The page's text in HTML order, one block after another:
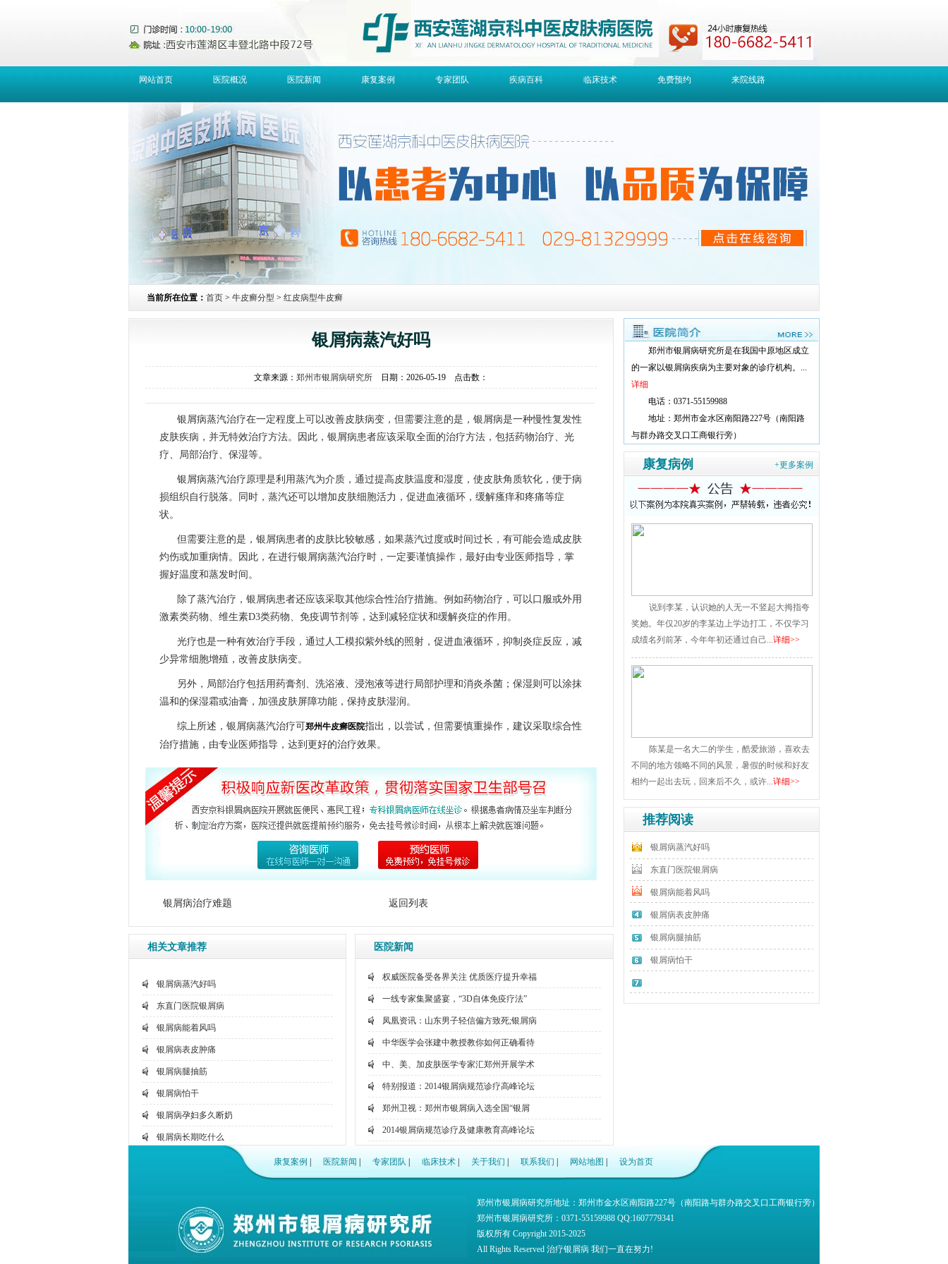
网站首页 医院概况 医院新闻 康复案例 专家团队 疾病百科 临床技术 免费预约 来院线路
当前所在位置： 首页 > 牛皮癣分型 > 红皮病型牛皮癣
银屑病蒸汽好吗
文章来源： 郑州市银屑病研究所 日期：2026-05-19 点击数：
银屑病蒸汽治疗在一定程度上可以改善皮肤病变，但需要注意的是，银屑病是一种慢性复发性
皮肤疾病，并无特效治疗方法。因此，银屑病患者应该采取全面的治疗方法，包括药物治疗、光
疗、局部治疗、保湿等。
银屑病蒸汽治疗原理是利用蒸汽为介质，通过提高皮肤温度和湿度，使皮肤角质软化，便于病
损组织自行脱落。同时，蒸汽还可以增加皮肤细胞活力，促进血液循环，缓解瘙痒和疼痛等症
状。
但需要注意的是，银屑病患者的皮肤比较敏感，如果蒸汽过度或时间过长，有可能会造成皮肤
灼伤或加重病情。因此，在进行银屑病蒸汽治疗时，一定要谨慎操作，最好由专业医师指导，掌
握好温度和蒸发时间。
除了蒸汽治疗，银屑病患者还应该采取其他综合性治疗措施。例如药物治疗，可以口服或外用
激素类药物、维生素D3类药物、免疫调节剂等，达到减轻症状和缓解炎症的作用。
光疗也是一种有效治疗手段，通过人工模拟紫外线的照射，促进血液循环，抑制炎症反应，减
少异常细胞增殖，改善皮肤病变。
另外，局部治疗包括用药膏剂、洗浴液、浸泡液等进行局部护理和消炎杀菌；保湿则可以涂抹
温和的保湿霜或油膏，加强皮肤屏障功能，保持皮肤湿润。
综上所述，银屑病蒸汽治疗可郑州牛皮癣医院指出，以尝试，但需要慎重操作，建议采取综合性
治疗措施，由专业医师指导，达到更好的治疗效果。
银屑病治疗难题 返回列表
相关文章推荐
银屑病蒸汽好吗
东直门医院银屑病
银屑病能着风吗
银屑病表皮肿痛
银屑病腿抽筋
银屑病怕干
银屑病孕妇多久断奶
银屑病长期吃什么
医院新闻
权威医院备受各界关注 优质医疗提升幸福
一线专家集聚盛宴，“3D自体免疫疗法”
凤凰资讯：山东男子轻信偏方致死;银屑病
中华医学会张建中教授教你如何正确看待
中、美、加皮肤医学专家汇郑州开展学术
特别报道：2014银屑病规范诊疗高峰论坛
郑州卫视：郑州市银屑病入选全国“银屑
2014银屑病规范诊疗及健康教育高峰论坛
郑州市银屑病研究所是在我国中原地区成立
的一家以银屑病疾病为主要对象的诊疗机构。...
详细
电话：0371-55159988
地址：郑州市金水区南阳路227号（南阳路
与群办路交叉口工商银行旁）
康复病例 +更多案例
说到李某，认识她的人无一不竖起大拇指夸
奖她。年仅20岁的李某边上学边打工，不仅学习
成绩名列前茅，今年年初还通过自己...详细>>
陈某是一名大二的学生，酷爱旅游，喜欢去
不同的地方领略不同的风景，暑假的时候和好友
相约一起出去玩，回来后不久，或许...详细>>
推荐阅读
银屑病蒸汽好吗
东直门医院银屑病
银屑病能着风吗
银屑病表皮肿痛
银屑病腿抽筋
银屑病怕干
康复案例 医院新闻 专家团队 临床技术 关于我们 联系我们 网站地图 设为首页
郑州市银屑病研究所地址：郑州市金水区南阳路227号（南阳路与群办路交叉口工商银行旁）
郑州市银屑病研究所：0371-55159988 QQ:1607779341
版权所有 Copyright 2015-2025
All Rights Reserved 治疗银屑病 我们一直在努力!